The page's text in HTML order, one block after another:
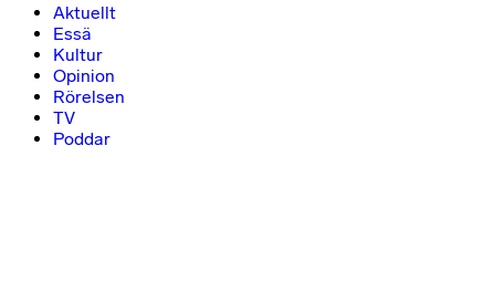
Aktuellt
Essä
Kultur
Opinion
Rörelsen
TV
Poddar